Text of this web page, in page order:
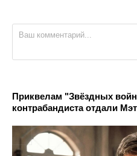
Приквелам "Звёздных
контрабандиста отдали